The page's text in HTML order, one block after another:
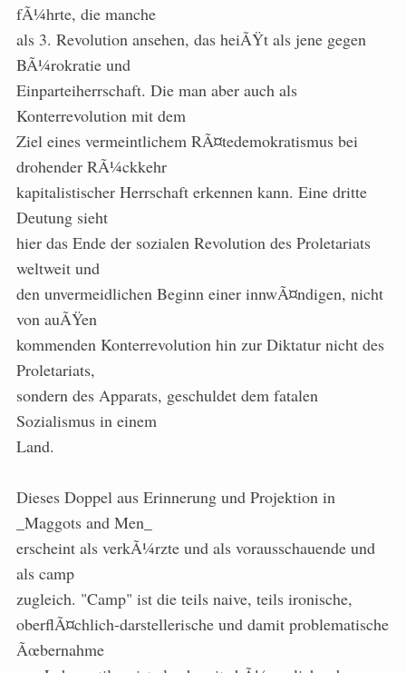
fÃ¼hrte, die manche
als 3. Revolution ansehen, das heiÃŸt als jene gegen
BÃ¼rokratie und
Einparteiherrschaft. Die man aber auch als
Konterrevolution mit dem
Ziel eines vermeintlichem RÃ¤tedemokratismus bei
drohender RÃ¼ckkehr
kapitalistischer Herrschaft erkennen kann. Eine dritte
Deutung sieht
hier das Ende der sozialen Revolution des Proletariats
weltweit und
den unvermeidlichen Beginn einer innwÃ¤ndigen, nicht
von auÃŸen
kommenden Konterrevolution hin zur Diktatur nicht des
Proletariats,
sondern des Apparats, geschuldet dem fatalen
Sozialismus in einem
Land.
Dieses Doppel aus Erinnerung und Projektion in
_Maggots and Men_
erscheint als verkÃ¼rzte und als vorausschauende und
als camp
zugleich. "Camp" ist die teils naive, teils ironische,
oberflÃ¤chlich-darstellerische und damit problematische
Ãœbernahme